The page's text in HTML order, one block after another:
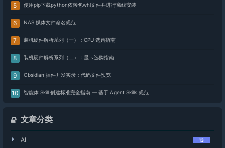
使用pip下载python依赖包whl文件并进行离线安装
NAS 媒体文件命名规范
装机硬件解析系列（一）：CPU 选购指南
装机硬件解析系列（二）：显卡选购指南
Obsidian 插件开发实录：代码文件预览
智能体 Skill 创建标准完全指南 — 基于 Agent Skills 规范
文章分类
AI 13